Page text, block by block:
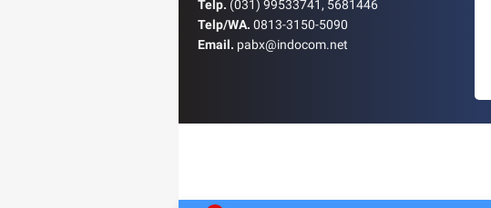
Telp. (031) 99533741, 5681446
Telp/WA. 0813-3150-5090
Email. pabx@indocom.net